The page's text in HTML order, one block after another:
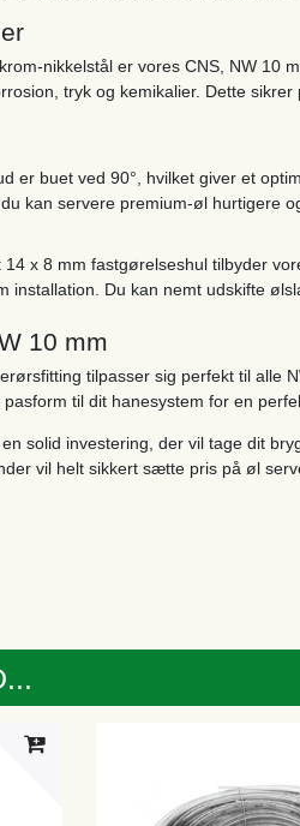
nikkelstål er vores CNS, NW 10
tryk og kemikalier. Dette
er buet ved 90°, hvilket giver et
kan servere premium-øl hurtigere
x 8 mm fastgørelseshul tilbyder
installation. Du kan nemt udskifte
10 mm
tilpasser sig perfekt til alle
til dit hanesystem for en
solid investering, der vil tage dit
vil helt sikkert sætte pris på øl